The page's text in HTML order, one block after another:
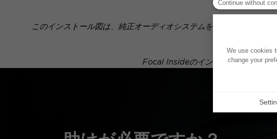
このインストール図は、純正オーディオシステムを搭載した車両を
Focal Insideのインストールは対応製